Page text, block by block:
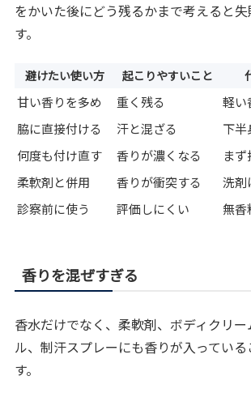
をかいた後にどう残るかまで考えると
す。
避けたい使い方 起こりやすいこと
甘い香りを多め 重く残る
軽い
脇に直接付ける
汗と混ざる
下半
何度も付け直す
香りが濃くなる
まず
柔軟剤と併用
香りが衝突する
洗剤
診察前に使う
評価しにくい 無香
香りを混ぜすぎる
香水だけでなく、柔軟剤、ボディクリ
ル、制汗スプレーにも香りが入ってい
す。